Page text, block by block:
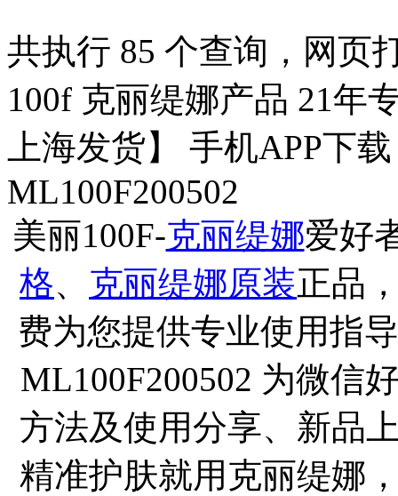
共执行 85 个查询，网页
100f 克丽缇娜产品 21年
上海发货】 手机APP下
ML100F200502
美丽100F-克丽缇娜爱好
格、 克丽缇娜原装正品
费为您提供专业使用指
ML100F200502 为微信
方法及使用分享、新品
精准护肤就用克丽缇娜